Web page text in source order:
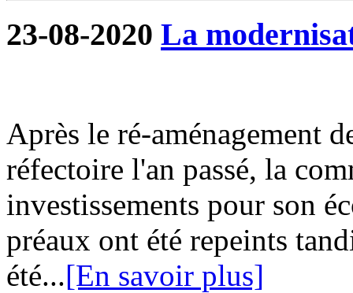
23-08-2020 La
Après le ré-aménagement
réfectoire l'an passé, la
investissements pour son
préaux ont été repeints
été...[En savoir plus]